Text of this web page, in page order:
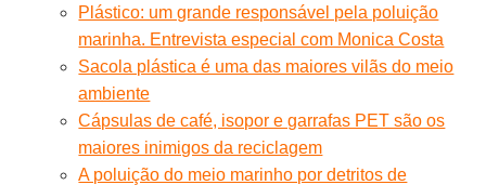
Plástico: um grande responsável pela poluição
marinha. Entrevista especial com Monica Costa
Sacola plástica é uma das maiores vilãs do meio
ambiente
Cápsulas de café, isopor e garrafas PET são os
maiores inimigos da reciclagem
A poluição do meio marinho por detritos de